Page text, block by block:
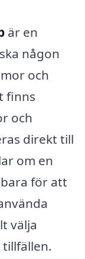
är en
någon
och
finns
och
direkt till
om en
för att
välja